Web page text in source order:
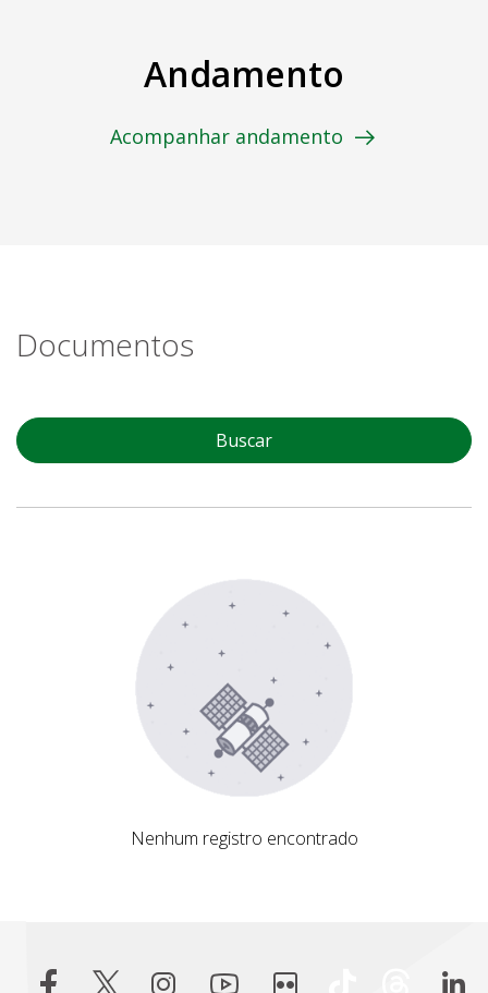
Andamento
Acompanhar andamento
Documentos
Buscar
Nenhum registro encontrado
Nenhum registro encontrado